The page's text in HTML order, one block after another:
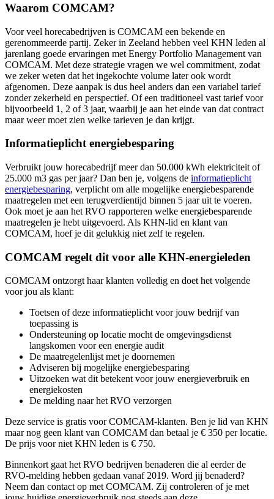
Waarom COMCAM?
Voor veel horecabedrijven is COMCAM een bekende en
gerenommeerde partij. Zeker in Zeeland hebben veel KHN leden al
jarenlang goede ervaringen met Energy Portfolio Management van
COMCAM. Met deze strategie vragen we wel commitment, zodat
we zeker weten dat het ingekochte volume later ook wordt
afgenomen. Deze aanpak is dus heel anders dan een variabel tarief
zonder zekerheid en perspectief. Of een traditioneel vast tarief voor
bijvoorbeeld 1, 2 of 3 jaar, waarbij je aan het einde van dat contract
maar weer moet zien welke tarieven je dan krijgt.
Informatieplicht energiebesparing
Verbruikt jouw horecabedrijf meer dan 50.000 kWh elektriciteit of
25.000 m3 gas per jaar? Dan ben je, volgens de informatieplicht
energiebesparing, verplicht om alle mogelijke energiebesparende
maatregelen met een terugverdientijd binnen 5 jaar uit te voeren.
Ook moet je aan het RVO rapporteren welke energiebesparende
maatregelen je hebt uitgevoerd. Als KHN-lid en klant van
COMCAM, hoef je dit gelukkig niet zelf te regelen.
COMCAM regelt dit voor alle KHN-energieleden
COMCAM ontzorgt haar klanten volledig en doet het volgende
voor jou als klant:
Toetsen of deze informatieplicht voor jouw bedrijf van
toepassing is
Ondersteuning op locatie mocht de omgevingsdienst
langskomen voor een energie audit
De maatregelenlijst met je doornemen
Adviseren bij mogelijke energiebesparing
Uitzoeken wat dit betekent voor jouw energieverbruik en
energiekosten
De melding naar het RVO verzorgen
Deze service is gratis voor COMCAM-klanten. Ben je lid van KHN
maar nog geen klant van COMCAM dan betaal je € 350 per locatie.
De prijs voor niet KHN leden is € 750.
Binnenkort gaat het RVO bedrijven benaderen die al eerder de
RVO-melding hebben gedaan vanaf 2019. Word jij benaderd?
Neem dan contact op met COMCAM. Zij controleren of je met